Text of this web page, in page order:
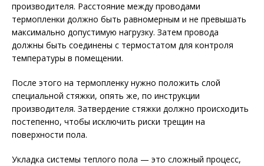
производителя. Расстояние между проводами
термопленки должно быть равномерным и не превышать
максимально допустимую нагрузку. Затем провода
должны быть соединены с термостатом для контроля
температуры в помещении.
После этого на термопленку нужно положить слой
специальной стяжки, опять же, по инструкции
производителя. Затвердение стяжки должно происходить
постепенно, чтобы исключить риски трещин на
поверхности пола.
Укладка системы теплого пола — это сложный процесс,